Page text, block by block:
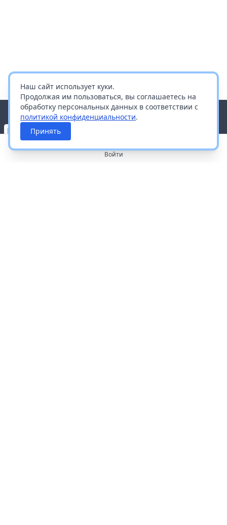
Наш сайт использует куки.
Продолжая им пользоваться, вы соглашаетесь на
обработку персональных данных в соответствии с
политикой конфиденциальности.
Принять
Войти